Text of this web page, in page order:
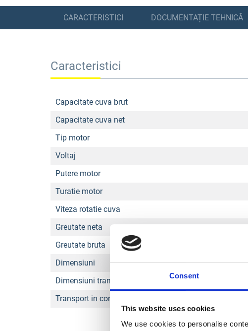
Consent
This website uses cookies
We use cookies to personalise
CARACTERISTICI DOCUMENTAȚIE TEHNICĂ
Caracteristici
Capacitate cuva brut
Capacitate cuva net
Tip motor
Voltaj
Putere motor
Turatie motor
Viteza rotatie cuva
Greutate neta
Greutate bruta
Dimensiuni
Dimensiuni transport L x l x h
Transport in container 40”